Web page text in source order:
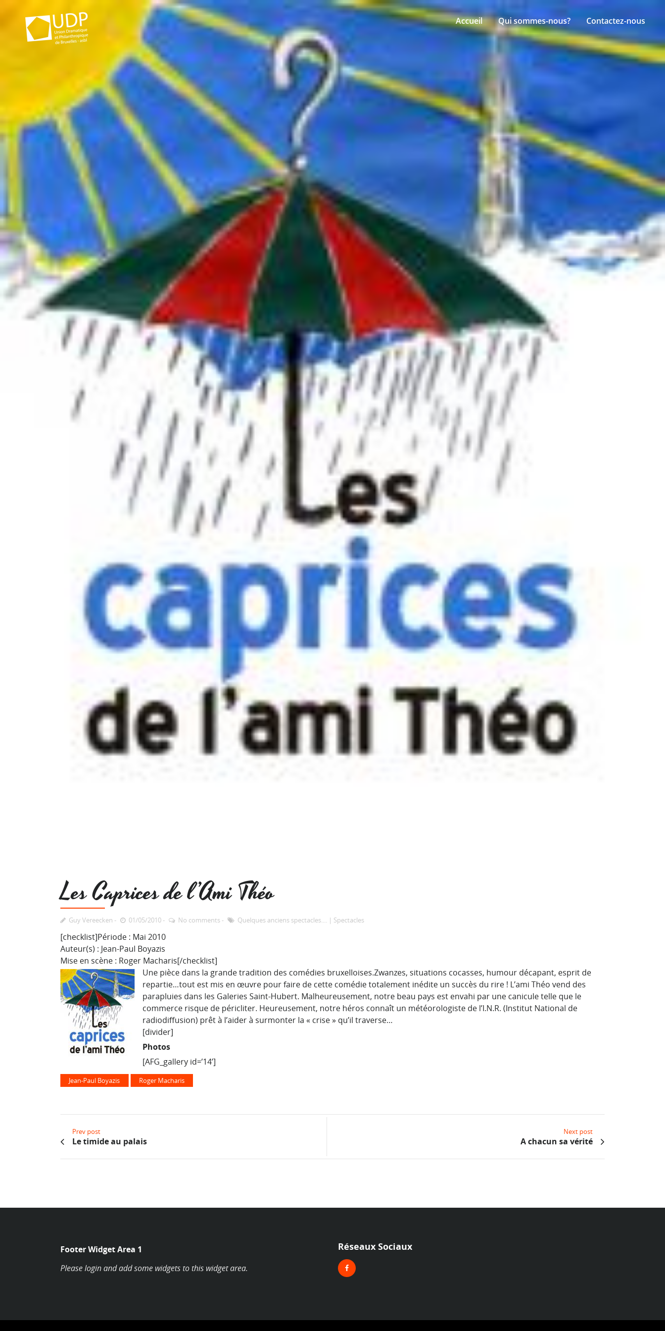
Accueil Qui sommes-nous? Contactez-nous
Les Caprices de l’Ami Théo
Guy Vereecken 01/05/2010 No comments Quelques anciens spectacles.... | Spectacles
[checklist]Période : Mai 2010
Auteur(s) : Jean-Paul Boyazis
Mise en scène : Roger Macharis[/checklist]
Une pièce dans la grande tradition des comédies bruxelloises.Zwanzes, situations cocasses, humour décapant, esprit de
repartie…tout est mis en œuvre pour faire de cette comédie totalement inédite un succès du rire ! L’ami Théo vend des
parapluies dans les Galeries Saint-Hubert. Malheureusement, notre beau pays est envahi par une canicule telle que le
commerce risque de péricliter. Heureusement, notre héros connaît un météorologiste de l’I.N.R. (Institut National de
radiodiffusion) prêt à l’aider à surmonter la « crise » qu’il traverse…
[divider]
Photos
[AFG_gallery id=’14’]
Jean-Paul Boyazis Roger Macharis
Prev post
Le timide au palais
Next post
A chacun sa vérité
Footer Widget Area 1
Please login and add some widgets to this widget area.
Réseaux Sociaux